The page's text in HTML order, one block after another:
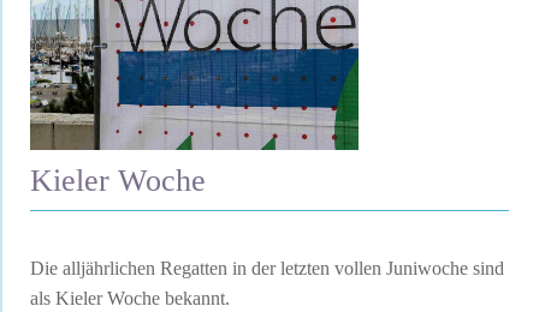
Kieler Woche
Die alljährlichen Regatten in der letzten vollen Juniwoche sind
als Kieler Woche bekannt.